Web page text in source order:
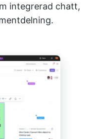
integrerad chatt,